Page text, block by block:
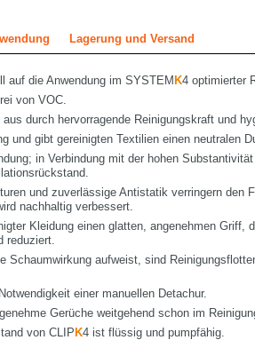
Lagerung und Versand
auf die Anwendung im SYSTEM K4 optimierter
von VOC.
durch hervorragende Reinigungskraft und
und gibt gereinigten Textilien einen neutralen
in Verbindung mit der hohen
und zuverlässige Antistatik verringern den
nachhaltig verbessert.
Kleidung einen glatten, angenehmen Griff,
reduziert.
Schaumwirkung aufweist, sind
einer manuellen Detachur.
Gerüche weitgehend schon im
von CLIP K4 ist flüssig und pumpfähig.